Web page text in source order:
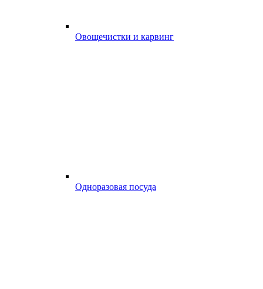
Овощечистки и карвинг
Одноразовая посуда